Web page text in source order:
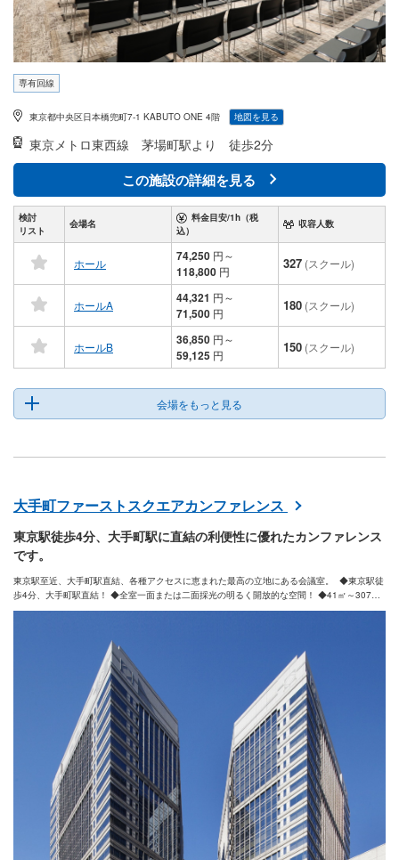
専有回線
東京都中央区日本橋兜町7-1 KABUTO ONE 4階 地図を見る
東京メトロ東西線 茅場町駅より 徒歩2分
この施設の詳細を見る
検討
リスト
会場名
料金目安/1h（税
込）
収容人数
ホール 74,250 円～
118,800 円 327 (スクール)
ホールA 44,321 円～
71,500 円 180 (スクール)
ホールB 36,850 円～
59,125 円 150 (スクール)
会場をもっと見る
大手町ファーストスクエアカンファレンス
東京駅徒歩4分、大手町駅に直結の利便性に優れたカンファレンス
です。
東京駅至近、大手町駅直結、各種アクセスに恵まれた最高の立地にある会議室。 ◆東京駅徒
歩4分、大手町駅直結！ ◆全室一面または二面採光の明るく開放的な空間！ ◆41㎡～307㎡
まで、様々な用途に適したラインナップ！ ◆経験豊富なスタッフが常駐！ ◆24時間利用可